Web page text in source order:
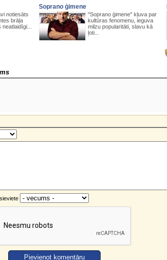
notiesāts
brāļa
Soprano ģimene
"Soprano ģimene" kļuva par
kultūras fenomenu, ieguva
milzu popularitāti, slavu kā
ļoti...
sieviete